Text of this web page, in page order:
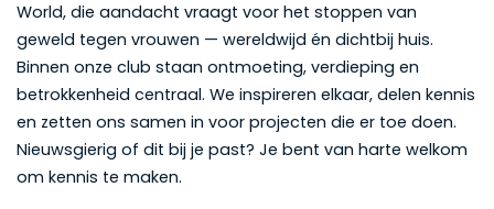
World, die aandacht vraagt voor het stoppen van
geweld tegen vrouwen — wereldwijd én dichtbij huis.
Binnen onze club staan ontmoeting, verdieping en
betrokkenheid centraal. We inspireren elkaar, delen kennis
en zetten ons samen in voor projecten die er toe doen.
Nieuwsgierig of dit bij je past? Je bent van harte welkom
om kennis te maken.